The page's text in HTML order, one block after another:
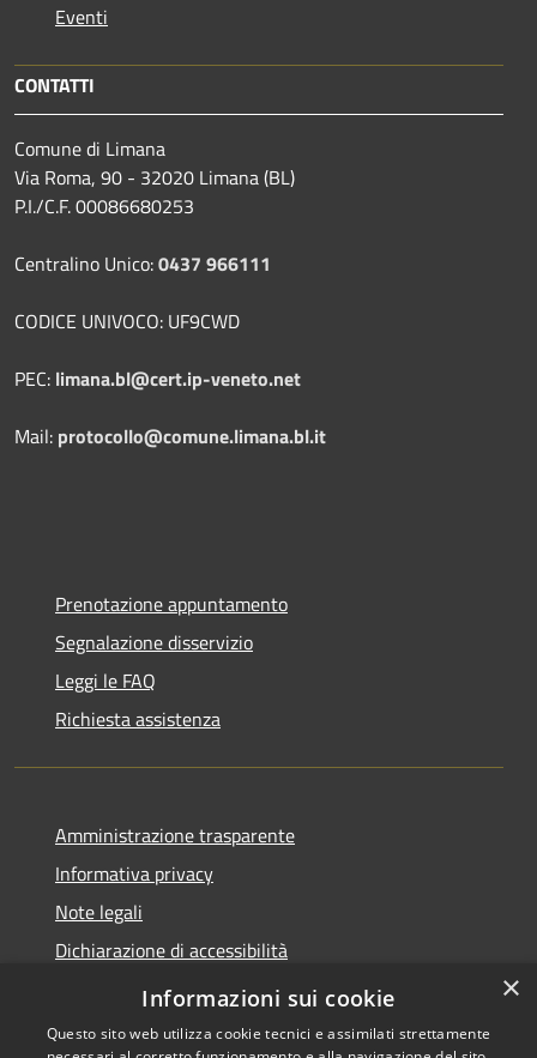
Eventi
CONTATTI
Comune di Limana
Via Roma, 90 - 32020 Limana (BL)
P.I./C.F. 00086680253
Centralino Unico:0437 966111
CODICE UNIVOCO: UF9CWD
PEC: limana.bl@cert.ip-veneto.net
Mail: protocollo@comune.limana.bl.it
Prenotazione appuntamento
Segnalazione disservizio
Leggi le FAQ
Richiesta assistenza
Amministrazione trasparente
Informativa privacy
Note legali
Dichiarazione di accessibilità
Moduli Privacy Amministrazione trasparente
×
Informazioni sui cookie
Questo sito web utilizza cookie tecnici e assimilati strettamente